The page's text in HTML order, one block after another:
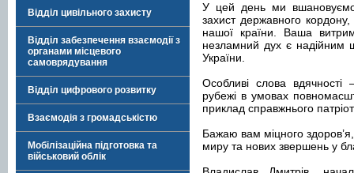
Відділ цивільного захисту
Відділ забезпечення взаємодії з
органами місцевого
самоврядування
Відділ цифрового розвитку
Взаємодія з громадськістю
Мобілізаційна підготовка та
військовий облік
У цей день ми
захист державного кордону,
нашої країни. Ваша
незламний дух є надійним
України.
Особливі слова
рубежі в умовах
приклад справжнього
Бажаю вам міцного
миру та нових звершень у